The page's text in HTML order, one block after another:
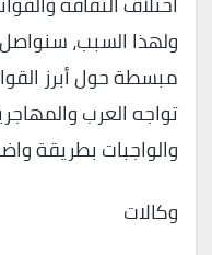
ولهذا السبب،
مبسطة حول أبرز
تواجه العرب
والواجبات بطريقة
وكالات